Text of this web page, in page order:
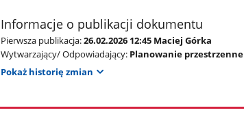
Informacje o publikacji dokumentu
Pierwsza publikacja:26.02.2026 12:45 Maciej Górka
Wytwarzający/ Odpowiadający: Planowanie przestrzenne
Pokaż historię zmian